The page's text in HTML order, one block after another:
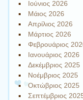
Ιούνιος 2026
Μάιος 2026
Απρίλιος 2026
Μάρτιος 2026
Φεβρουάριος
Ιανουάριος 2026
Δεκέμβριος 2025
Νοέμβριος 2025
Οκτώβριος 2025
Σεπτέμβριος